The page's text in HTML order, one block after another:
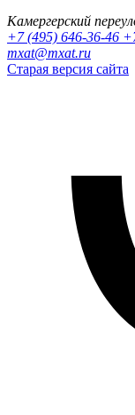
Камергерский
+7 (495) 646-36-46
mxat@mxat.ru
Старая версия сайта